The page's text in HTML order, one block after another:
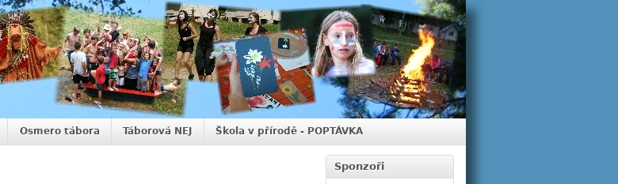
Osmero tábora Táborová NEJ Škola v přírodě - POPTÁVKA
Sponzoři